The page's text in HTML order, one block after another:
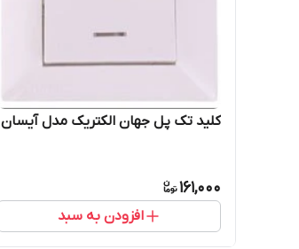
کلید تک پل جهان الکتریک مدل آیسان
161,000
افزودن به سبد